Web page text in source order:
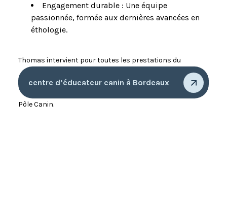
Engagement durable : Une équipe
passionnée, formée aux dernières avancées en
éthologie.
Thomas intervient pour toutes les prestations du
centre d’éducateur canin à Bordeaux
Pôle Canin.